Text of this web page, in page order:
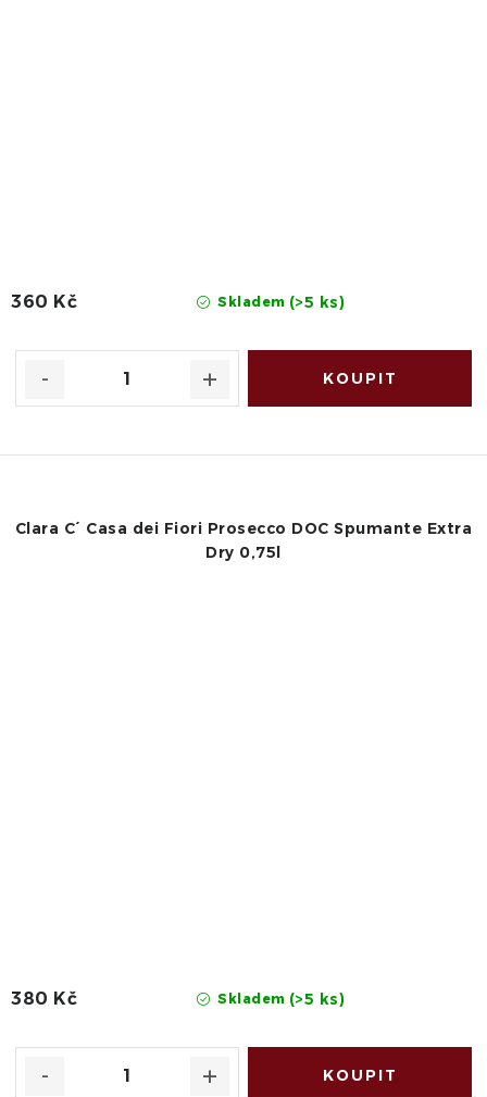
Skladem (>5 ks)
360 Kč
Clara C´ Casa dei Fiori Prosecco DOC Spumante Extra
Dry 0,75l
Skladem (>5 ks)
380 Kč